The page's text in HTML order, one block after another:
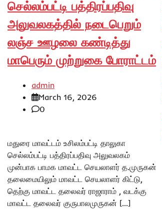
செல்லம்பட்டி பத்திரப்பதிவு
அலுவலகத்தில் நடைபெறும்
லஞ்ச ஊழலை கண்டித்து
மாபெரும் முற்றுகை போராட்டம்
admin
March 16, 2026
0
மதுரை மாவட்டம் உசிலம்பட்டி தாலுகா
செல்லம்பட்டி பத்திரப்பதிவு அலுவலகம்
முன்பாக பாமக மாவட்ட செயலாளர் த.முருகன்
தலைமையிலும் மாவட்ட செயலாளர் கிட்டு,
தெற்கு மாவட்ட தலைவர் ராஜாராம் , வடக்கு
மாவட்ட தலைவர் குருபாலமுருகன் […]